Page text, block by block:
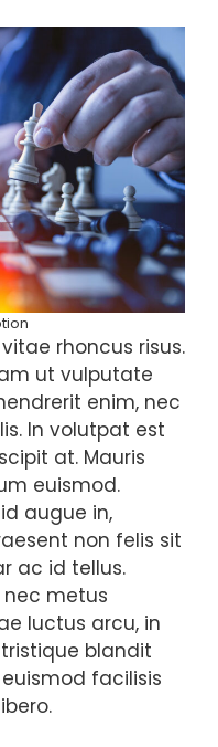
rhoncus risus.
ut vulputate
enim, nec
In volutpat est
at. Mauris
euismod.
augue in,
non felis sit
ac id tellus.
nec metus
luctus arcu, in
blandit
facilisis